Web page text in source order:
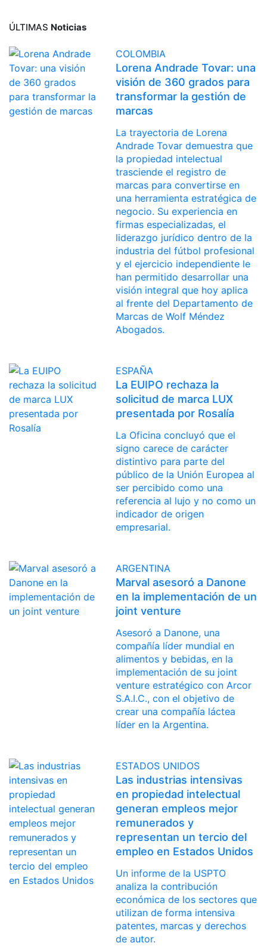
ÚLTIMAS Noticias
COLOMBIA
Lorena Andrade Tovar: una
visión de 360 grados para
transformar la gestión de
marcas
La trayectoria de Lorena
Andrade Tovar demuestra que
la propiedad intelectual
trasciende el registro de
marcas para convertirse en
una herramienta estratégica de
negocio. Su experiencia en
firmas especializadas, el
liderazgo jurídico dentro de la
industria del fútbol profesional
y el ejercicio independiente le
han permitido desarrollar una
visión integral que hoy aplica
al frente del Departamento de
Marcas de Wolf Méndez
Abogados.
ESPAÑA
La EUIPO rechaza la
solicitud de marca LUX
presentada por Rosalía
La Oficina concluyó que el
signo carece de carácter
distintivo para parte del
público de la Unión Europea al
ser percibido como una
referencia al lujo y no como un
indicador de origen
empresarial.
ARGENTINA
Marval asesoró a Danone
en la implementación de un
joint venture
Asesoró a Danone, una
compañía líder mundial en
alimentos y bebidas, en la
implementación de su joint
venture estratégico con Arcor
S.A.I.C., con el objetivo de
crear una compañía láctea
líder en la Argentina.
ESTADOS UNIDOS
Las industrias intensivas
en propiedad intelectual
generan empleos mejor
remunerados y
representan un tercio del
empleo en Estados Unidos
Un informe de la USPTO
analiza la contribución
económica de los sectores que
utilizan de forma intensiva
patentes, marcas y derechos
de autor.